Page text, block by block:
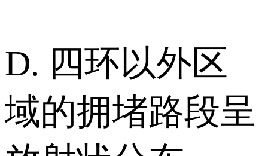
D. 四环以外区
域的拥堵路段呈